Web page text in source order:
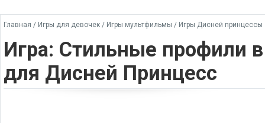
Главная / Игры для девочек / Игры мультфильмы / Игры Дисней принцессы
Игра: Стильные профили
для Дисней Принцесс